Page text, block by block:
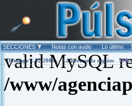
Warning:
valid MySQL
/www/
SECCIONES Notas con audio Lo último
Domingo 1.02.2009 - La hora en la región: